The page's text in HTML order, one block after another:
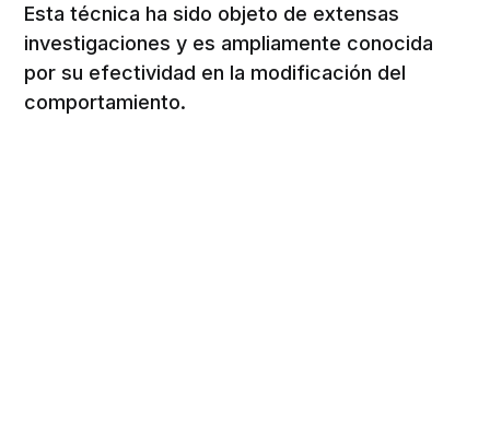
Esta técnica ha sido objeto de extensas
investigaciones y es ampliamente conocida
por su efectividad en la modificación del
comportamiento.